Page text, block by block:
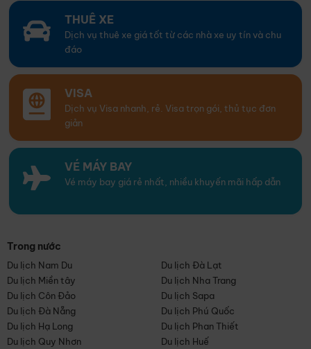
THUÊ XE
Dịch vụ thuê xe giá tốt từ các nhà xe uy tín và chu
đáo
VISA
Dịch vụ Visa nhanh, rẻ. Visa trọn gói, thủ tục đơn
giản
VÉ MÁY BAY
Vé máy bay giá rẻ nhất, nhiều khuyến mãi hấp dẫn
Trong nước
Du lịch Nam Du
Du lịch Đà Lạt
Du lịch Miền tây
Du lịch Nha Trang
Du lịch Côn Đảo
Du lịch Sapa
Du lịch Đà Nẵng
Du lịch Phú Quốc
Du lịch Hạ Long
Du lịch Phan Thiết
Du lịch Quy Nhơn
Du lịch Huế